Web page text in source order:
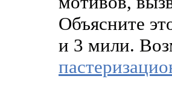
Объясните
и 3 мили.